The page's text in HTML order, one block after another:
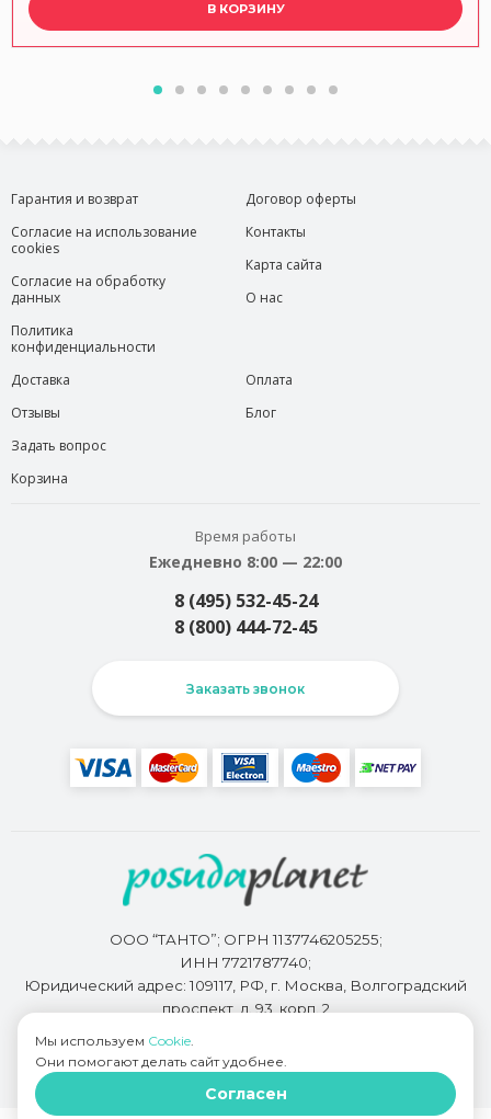
В КОРЗИНУ
Гарантия и возврат
Согласие на использование
cookies
Согласие на обработку
данных
Политика
конфиденциальности
Договор оферты
Контакты
Карта сайта
О нас
Доставка
Отзывы
Задать вопрос
Корзина
Оплата
Блог
Время работы
Ежедневно 8:00 — 22:00
8 (495) 532-45-24
8 (800) 444-72-45
Заказать звонок
ООО “ТАНТО”; ОГРН 1137746205255;
ИНН 7721787740;
Юридический адрес: 109117, РФ, г. Москва, Волгоградский
проспект, д. 93, корп. 2
Разработкой сайта занимается
Мы используем Cookie.
Они помогают делать сайт удобнее.
Согласен